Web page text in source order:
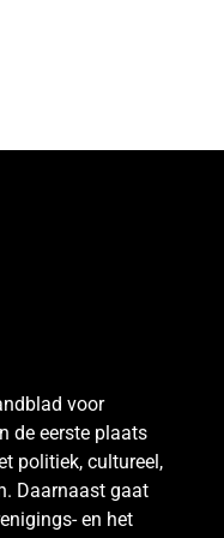
voor
de eerste plaats
politiek, cultureel,
Daarnaast gaat
en het